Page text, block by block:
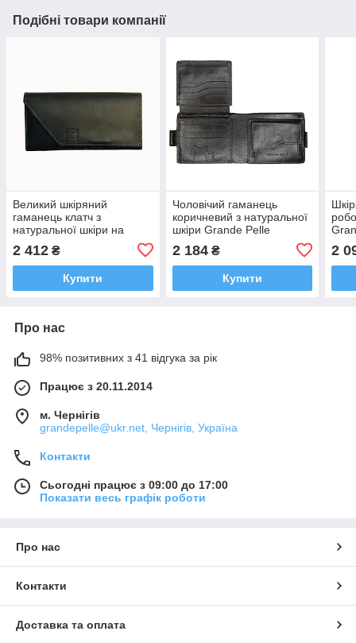
Подібні товари компанії
Великий шкіряний
гаманець клатч з
натуральної шкіри на
магнітах та з блискавкою
Grande Pelle з
монетницею
2 412 ₴
Купити
Чоловічий гаманець
коричневий з натуральної
шкіри Grande Pelle
шкіряний клатч на магніті
великий
2 184₴
Купити
2
Про нас
98% позитивних з 41 відгука за рік
Працює з 20.11.2014
м. Чернігів
grandepelle@ukr.net, Чернігів, Україна
Контакти
Сьогодні працює з 09:00 до 17:00
Показати весь графік роботи
Про нас
Контакти
Доставка та оплата